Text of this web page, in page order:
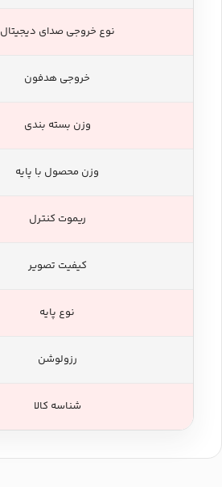
نوع خروجی صدای دیجیتال
خروجی هدفون
وزن بسته بندی
وزن محصول با پایه
ریموت کنترل
کیفیت تصویر
نوع پایه
رزولوشن
شناسه کالا